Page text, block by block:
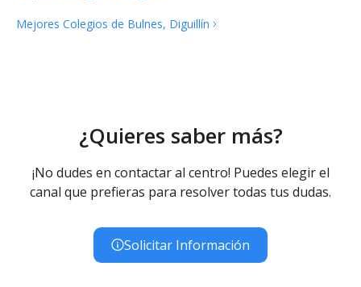
Mejores Colegios de Bulnes, Diguillín
¿Quieres saber más?
¡No dudes en contactar al centro! Puedes elegir el
canal que prefieras para resolver todas tus dudas.
Solicitar Información